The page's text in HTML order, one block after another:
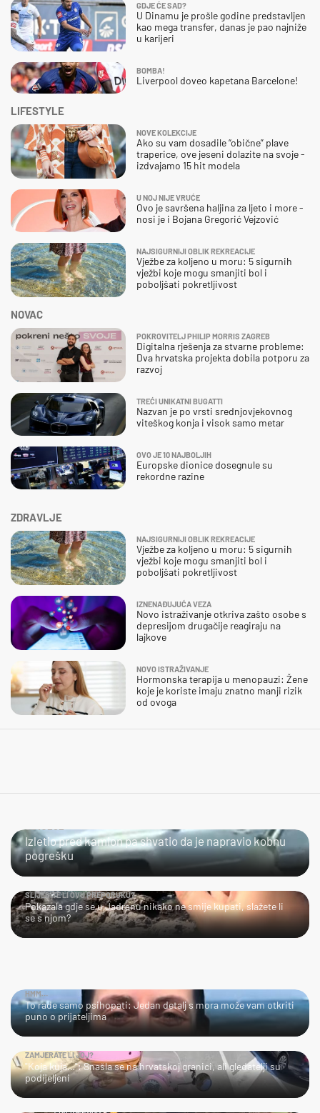
ZDRAVLJE
NAJSIGURNIJI OBLIK REKREACIJE
Vježbe za koljeno u moru: 5 sigurnih
vježbi koje mogu smanjiti bol i
poboljšati pokretljivost
IZNENAĐUJUĆA VEZA
Novo istraživanje otkriva zašto osobe s
depresijom drugačije reagiraju na
lajkove
NOVO ISTRAŽIVANJE
Hormonska terapija u menopauzi: Žene
koje je koriste imaju znatno manji rizik
od ovoga
GDJE ĆE SAD?
U Dinamu je prošle godine predstavljen
kao mega transfer, danas je pao najniže
u karijeri
BOMBA!
Liverpool doveo kapetana Barcelone!
NOVAC
POKROVITELJ PHILIP MORRIS ZAGREB
Digitalna rješenja za stvarne probleme:
Dva hrvatska projekta dobila potporu za
razvoj
TREĆI UNIKATNI BUGATTI
Nazvan je po vrsti srednjovjekovnog
viteškog konja i visok samo metar
OVO JE 10 NAJBOLJIH
Europske dionice dosegnule su
rekordne razine
LIFESTYLE
NOVE KOLEKCIJE
Ako su vam dosadile “obične” plave
traperice, ove jeseni dolazite na svoje -
izdvajamo 15 hit modela
U NOJ NIJE VRUĆE
Ovo je savršena haljina za ljeto i more -
nosi je i Bojana Gregorić Vejzović
NAJSIGURNIJI OBLIK REKREACIJE
Vježbe za koljeno u moru: 5 sigurnih
vježbi koje mogu smanjiti bol i
poboljšati pokretljivost
Izletio pred kamion pa shvatio da je napravio kobnu
pogrešku
SLIJEDITE LI OVU PREPORUKU?
Pokazala gdje se u Jadranu nikako ne smije kupati, slažete li
se s njom?
HMM…
To rade samo psihopati: Jedan detalj s mora može vam otkriti
puno o prijateljima
ZAMJERATE LI JOJ?
"Koja kuja…": Snašla se na hrvatskoj granici, ali gledatelji su
podijeljeni